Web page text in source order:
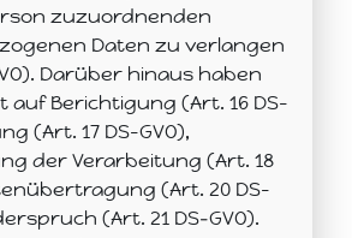
zuzuordnenden
Daten zu verlangen
Darüber hinaus haben
auf Berichtigung (Art. 16 DS-
(Art. 17 DS-GVO),
der Verarbeitung (Art. 18
(Art. 20 DS-
(Art. 21 DS‑GVO).